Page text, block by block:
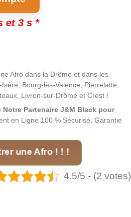
et 2 s *
Afro dans la Drôme et dans les
Bourg-lès-Valence, Pierrelatte,
Livron-sur-Drôme et Crest !
Partenaire J&M Black pour
en Ligne 100 % Sécurisé, Garantie
4.5/5 - (2 votes)